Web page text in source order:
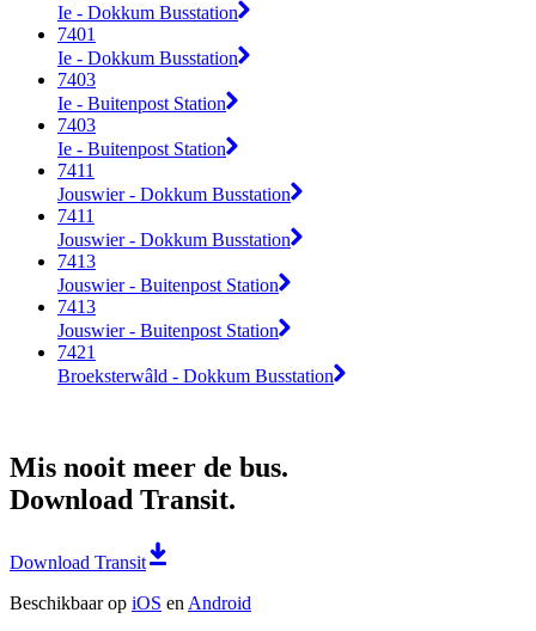
Ie - Dokkum Busstation
7401
Ie - Dokkum Busstation
7403
Ie - Buitenpost Station
7403
Ie - Buitenpost Station
7411
Jouswier - Dokkum Busstation
7411
Jouswier - Dokkum Busstation
7413
Jouswier - Buitenpost Station
7413
Jouswier - Buitenpost Station
7421
Broeksterwâld - Dokkum Busstation
Mis nooit meer de bus.
Download Transit.
Download Transit
Beschikbaar op iOS en Android